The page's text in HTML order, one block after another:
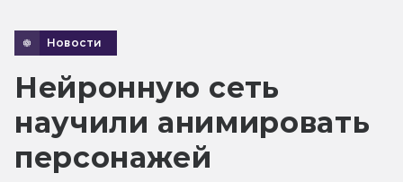
Новости
Нейронную сеть
научили анимировать
персонажей